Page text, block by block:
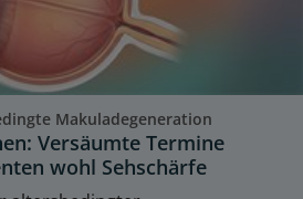
Makuladegeneration
Versäumte Termine
wohl Sehschärfe